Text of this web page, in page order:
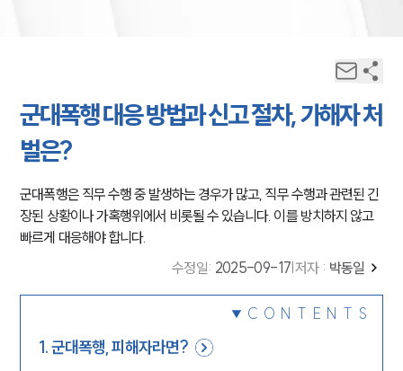
군대폭행 대응 방법과 신고 절차, 가해자 처
벌은?
군대폭행은 직무 수행 중 발생하는 경우가 많고, 직무 수행과 관련된 긴
장된 상황이나 가혹행위에서 비롯될 수 있습니다. 이를 방치하지 않고
빠르게 대응해야 합니다.
수정일: 2025-09-17 저자 : 박동일
CONTENTS
1.군대폭행, 피해자라면?